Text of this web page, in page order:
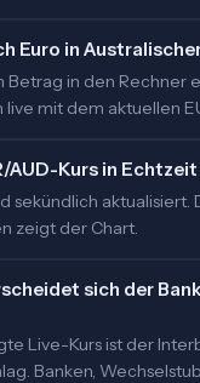
Euro in
Betrag in den Rechner
live mit dem aktuellen
AUD-Kurs in
sekündlich aktualisiert.
zeigt der Chart.
sich der
Live-Kurs ist der
Banken,